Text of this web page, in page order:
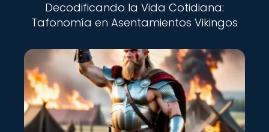
Decodificando la Vida Cotidiana:
Tafonomía en Asentamientos Vikingos